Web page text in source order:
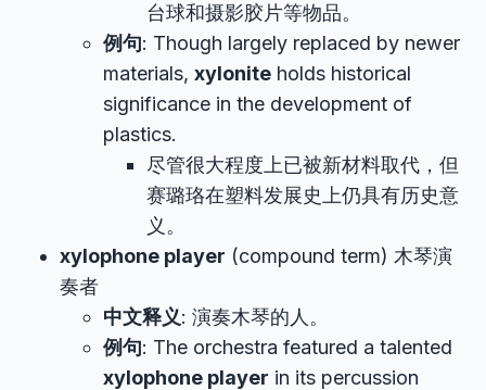
台球和摄影胶片等物品。
例句: Though largely replaced by newer
materials, xylonite holds historical
significance in the development of
plastics.
尽管很大程度上已被新材料取代，但
赛璐珞在塑料发展史上仍具有历史意
义。
xylophone player (compound term) 木琴演
奏者
中文释义: 演奏木琴的人。
例句: The orchestra featured a talented
xylophone player in its percussion